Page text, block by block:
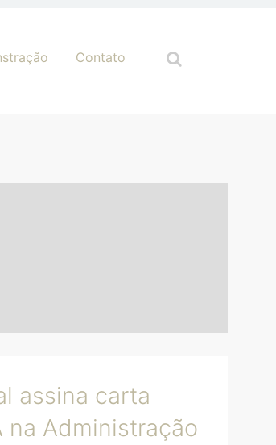
Contato
assina carta
na Administração